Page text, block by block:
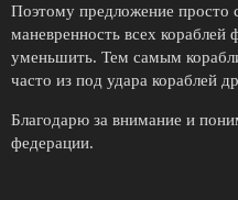
Поэтому предложение просто
маневренность всех
уменьшить. Тем самым
часто из под удара кораблей
Благодарю за внимание и
федерации.